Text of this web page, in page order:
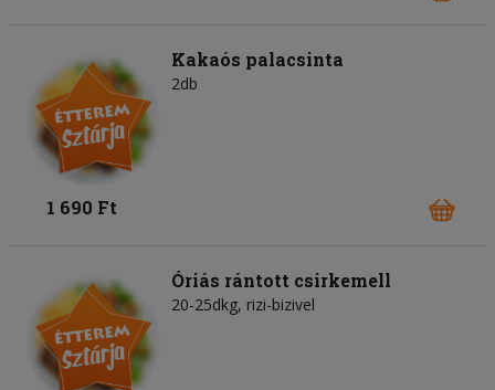
Kakaós palacsinta
2db
1 690 Ft
Óriás rántott csirkemell
20-25dkg, rizi-bizivel